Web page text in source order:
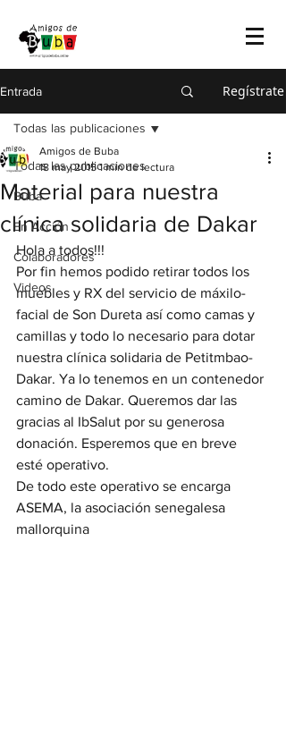
Entrada Regístrate
Todas las publicaciones
Buba
En Acción
Colaboradores
Videos
Todas las publicaciones
Material para nuestra
clínica solidaria de Dakar
Amigos de Buba
18 may 2015 1 min de lectura
Hola a todos!!!
Por fin hemos podido retirar todos los
muebles y RX del servicio de máxilo-
facial de Son Dureta así como camas y
camillas y todo lo necesario para dotar
nuestra clínica solidaria de Petitmbao-
Dakar. Ya lo tenemos en un contenedor
camino de Dakar. Queremos dar las
gracias al IbSalut por su generosa
donación. Esperemos que en breve
esté operativo.
De todo este operativo se encarga
ASEMA, la asociación senegalesa
mallorquina